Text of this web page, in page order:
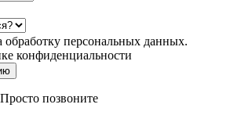
обработку персональных данных.
конфиденциальности
позвоните